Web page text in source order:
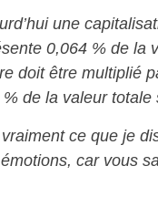
une
0,064 % de la
doit être multiplié
de la valeur totale
ce que je
car vous